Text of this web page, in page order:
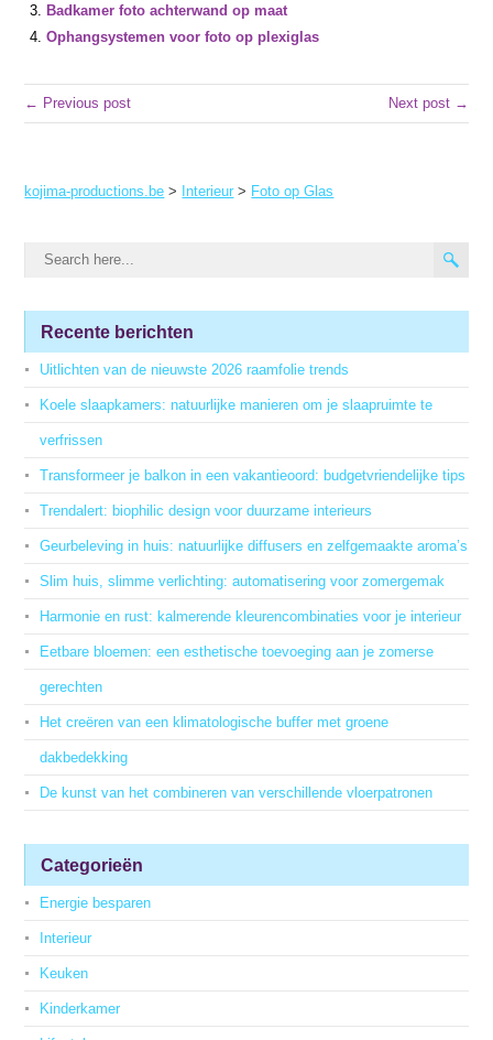
Badkamer foto achterwand op maat
Ophangsystemen voor foto op plexiglas
← Previous post Next post →
kojima-productions.be > Interieur > Foto op Glas
Recente berichten
Uitlichten van de nieuwste 2026 raamfolie trends
Koele slaapkamers: natuurlijke manieren om je slaapruimte te
verfrissen
Transformeer je balkon in een vakantieoord: budgetvriendelijke tips
Trendalert: biophilic design voor duurzame interieurs
Geurbeleving in huis: natuurlijke diffusers en zelfgemaakte aroma’s
Slim huis, slimme verlichting: automatisering voor zomergemak
Harmonie en rust: kalmerende kleurencombinaties voor je interieur
Eetbare bloemen: een esthetische toevoeging aan je zomerse
gerechten
Het creëren van een klimatologische buffer met groene
dakbedekking
De kunst van het combineren van verschillende vloerpatronen
Categorieën
Energie besparen
Interieur
Keuken
Kinderkamer